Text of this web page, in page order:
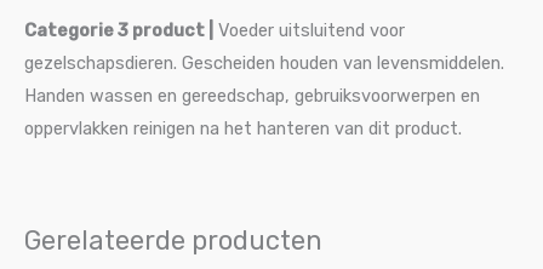
Categorie 3 product
Voeder uitsluitend voor
gezelschapsdieren. Gescheiden houden van levensmiddelen.
Handen wassen en gereedschap, gebruiksvoorwerpen en
oppervlakken reinigen na het hanteren van dit product.
Gerelateerde producten